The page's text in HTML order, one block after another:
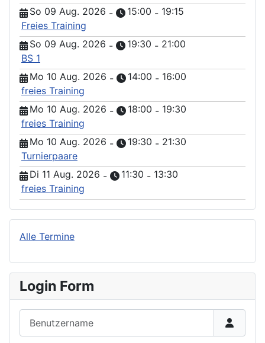
So 09 Aug. 2026 - 15:00 - 19:15
Freies Training
So 09 Aug. 2026 - 19:30 - 21:00
BS 1
Mo 10 Aug. 2026 - 14:00 - 16:00
freies Training
Mo 10 Aug. 2026 - 18:00 - 19:30
freies Training
Mo 10 Aug. 2026 - 19:30 - 21:30
Turnierpaare
Di 11 Aug. 2026 - 11:30 - 13:30
freies Training
Alle Termine
Login Form